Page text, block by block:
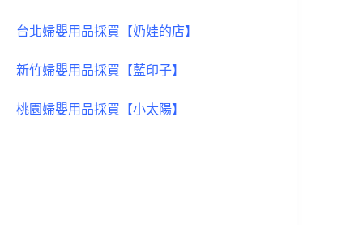
台北婦嬰用品採買【奶娃的店】
新竹婦嬰用品採買【藍印子】
桃園婦嬰用品採買【小太陽】